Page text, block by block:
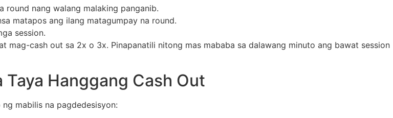
round nang walang malaking panganib.
matapos ang ilang matagumpay na round.
session.
mag-cash out sa 2x o 3x. Pinapanatili nitong mas mababa sa dalawang minuto ang bawat session
Hanggang Cash Out
mabilis na pagdedesisyon: